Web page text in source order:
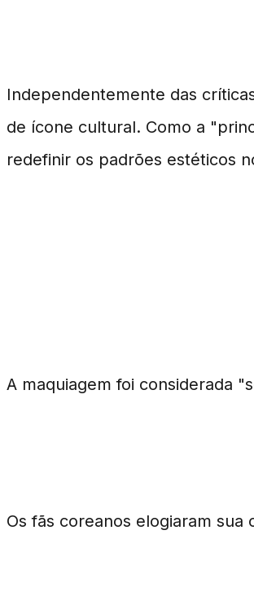
Independentemente das
de ícone cultural. Como a
redefinir os padrões estéticos
A maquiagem foi considerada
Os fãs coreanos elogiaram